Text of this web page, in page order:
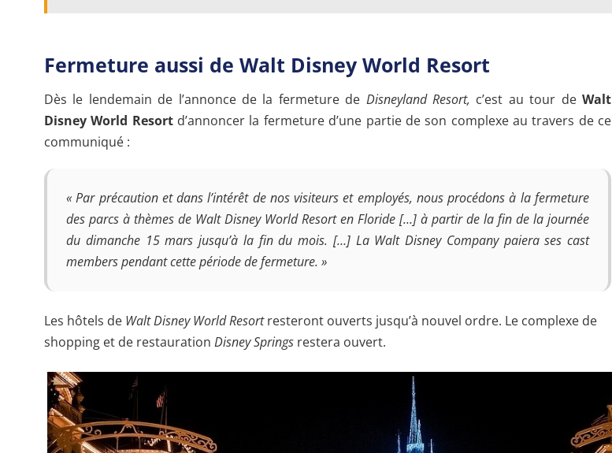
Fermeture aussi de Walt Disney World Resort
Dès le lendemain de l’annonce de la fermeture de Disneyland Resort, c’est au tour deWalt
Disney World Resort d’annoncer la fermeture d’une partie de son complexe au travers de ce
communiqué :
« Par précaution et dans l’intérêt de nos visiteurs et employés, nous procédons à la fermeture
des parcs à thèmes de Walt Disney World Resort en Floride […] à partir de la fin de la journée
du dimanche 15 mars jusqu’à la fin du mois. […] La Walt Disney Company paiera ses cast
members pendant cette période de fermeture. »
Les hôtels de Walt Disney World Resortresteront ouverts jusqu’à nouvel ordre. Le complexe de
shopping et de restauration Disney Springs restera ouvert.